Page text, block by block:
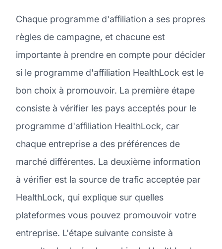
Chaque programme d'affiliation a ses propres
règles de campagne, et chacune est
importante à prendre en compte pour décider
si le programme d'affiliation HealthLock est le
bon choix à promouvoir. La première étape
consiste à vérifier les pays acceptés pour le
programme d'affiliation HealthLock, car
chaque entreprise a des préférences de
marché différentes. La deuxième information
à vérifier est la source de trafic acceptée par
HealthLock, qui explique sur quelles
plateformes vous pouvez promouvoir votre
entreprise. L'étape suivante consiste à